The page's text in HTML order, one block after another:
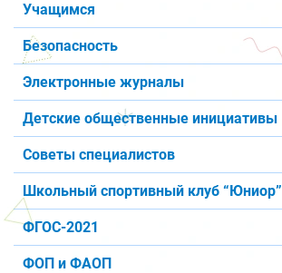
Учащимся
Безопасность
Электронные журналы
Детские общественные инициативы
Советы специалистов
Школьный спортивный клуб “Юниор”
ФГОС-2021
ФОП и ФАОП